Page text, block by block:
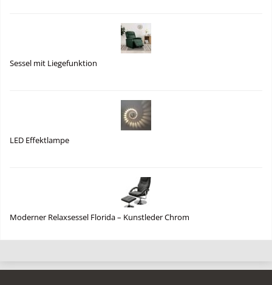
Sessel mit Liegefunktion
LED Effektlampe
Moderner Relaxsessel Florida – Kunstleder Chrom